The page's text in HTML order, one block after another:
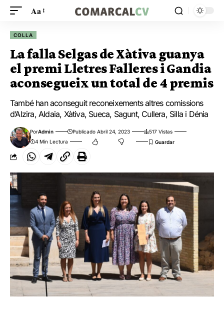
Aa
COLLA
La falla Selgas de Xàtiva guanya
el premi Lletres Falleres i Gandia
aconsegueix un total de 4 premis
També han aconseguit reconeixements altres comissions
d’Alzira, Aldaia, Xàtiva, Sueca, Sagunt, Cullera, Silla i Dénia
PorAdmin Publicado Abril 24, 2023
517 Vistas
4 Min Lectura